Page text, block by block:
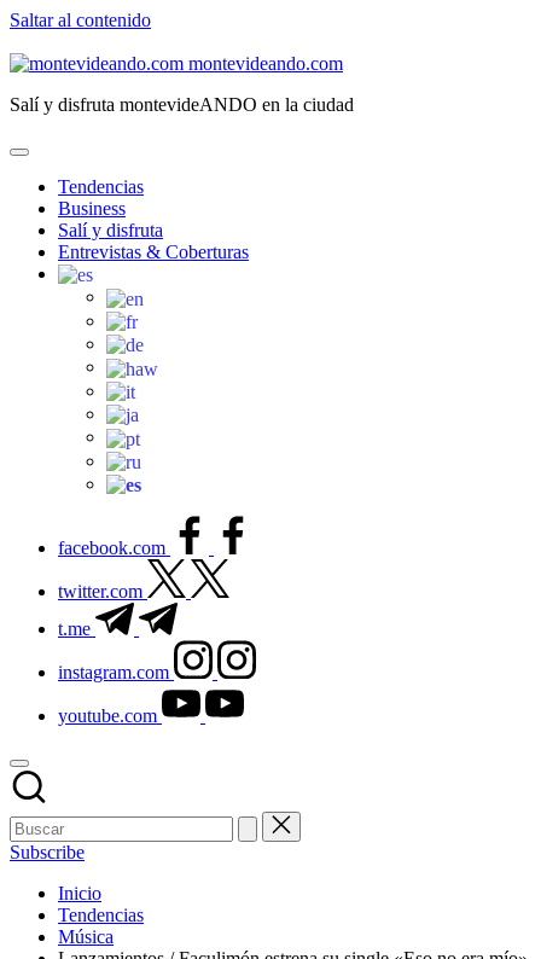
Saltar al contenido
montevideando.com
Salí y disfruta montevideANDO en la ciudad
Tendencias
Business
Salí y disfruta
Entrevistas & Coberturas
facebook.com
twitter.com
t.me
instagram.com
youtube.com
Subscribe
Inicio
Tendencias
Música